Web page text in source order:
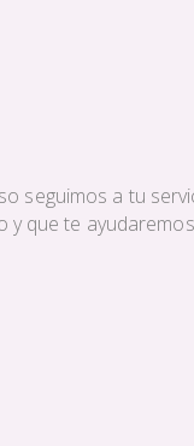
seguimos a tu
y que te